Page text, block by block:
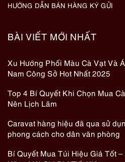
HƯỚNG DẪN BÁN HÀNG KÝ GỬI
BÀI VIẾT MỚI NHẤT
Xu Hướng Phối Màu Cà Vạt Và
Nam Công Sở Hot Nhất 2025
Top 4 Bí Quyết Khi Chọn Mua
Nên Lịch Lãm
Caravat hàng hiệu đã qua sử
phong cách cho dân văn phòng
Bí Quyết Mua Túi Hiệu Giá Tốt